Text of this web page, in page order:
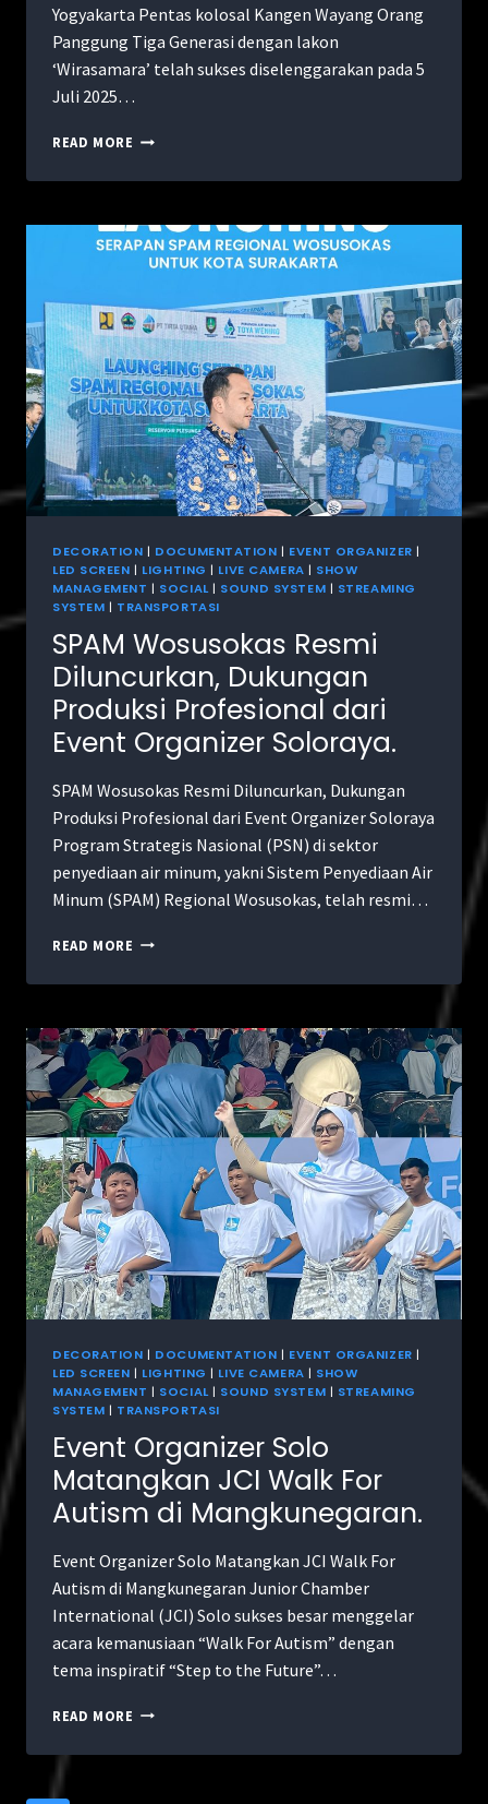
Yogyakarta Pentas kolosal Kangen Wayang Orang
Panggung Tiga Generasi dengan lakon
‘Wirasamara’ telah sukses diselenggarakan pada 5
Juli 2025…
READ MORE
DECORATION | DOCUMENTATION | EVENT ORGANIZER |
LED SCREEN | LIGHTING | LIVE CAMERA | SHOW
MANAGEMENT | SOCIAL| SOUND SYSTEM | STREAMING
SYSTEM | TRANSPORTASI
SPAM Wosusokas Resmi
Diluncurkan, Dukungan
Produksi Profesional dari
Event Organizer Soloraya.
SPAM Wosusokas Resmi Diluncurkan, Dukungan
Produksi Profesional dari Event Organizer Soloraya
Program Strategis Nasional (PSN) di sektor
penyediaan air minum, yakni Sistem Penyediaan Air
Minum (SPAM) Regional Wosusokas, telah resmi…
READ MORE
DECORATION | DOCUMENTATION | EVENT ORGANIZER |
LED SCREEN | LIGHTING | LIVE CAMERA | SHOW
MANAGEMENT | SOCIAL| SOUND SYSTEM | STREAMING
SYSTEM | TRANSPORTASI
Event Organizer Solo
Matangkan JCI Walk For
Autism di Mangkunegaran.
Event Organizer Solo Matangkan JCI Walk For
Autism di Mangkunegaran Junior Chamber
International (JCI) Solo sukses besar menggelar
acara kemanusiaan “Walk For Autism” dengan
tema inspiratif “Step to the Future”…
READ MORE